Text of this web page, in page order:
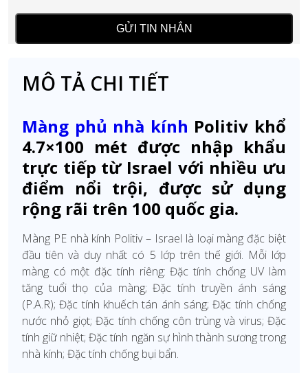
MÔ TẢ CHI TIẾT
Màng phủ nhà kính Politiv khổ
4.7×100 mét được nhập khẩu
trực tiếp từ Israel với nhiều ưu
điểm nổi trội, được sử dụng
rộng rãi trên 100 quốc gia.
Màng PE nhà kính Politiv – Israel là loại màng đặc biệt
đầu tiên và duy nhất có 5 lớp trên thế giới. Mỗi lớp
màng có một đặc tính riêng: Đặc tính chống UV làm
tăng tuổi thọ của màng; Đặc tính truyền ánh sáng
(P.A.R); Đặc tính khuếch tán ánh sáng; Đặc tính chống
nước nhỏ giọt; Đặc tính chống côn trùng và virus; Đặc
tính giữ nhiệt; Đặc tính ngăn sự hình thành sương trong
nhà kính; Đặc tính chống bụi bẩn.